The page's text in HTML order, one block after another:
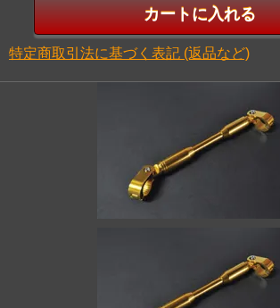
特定商取引法に基づく表記 (返品など)